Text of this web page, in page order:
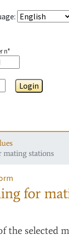
:
n°
Login
mating stations
for
the selected